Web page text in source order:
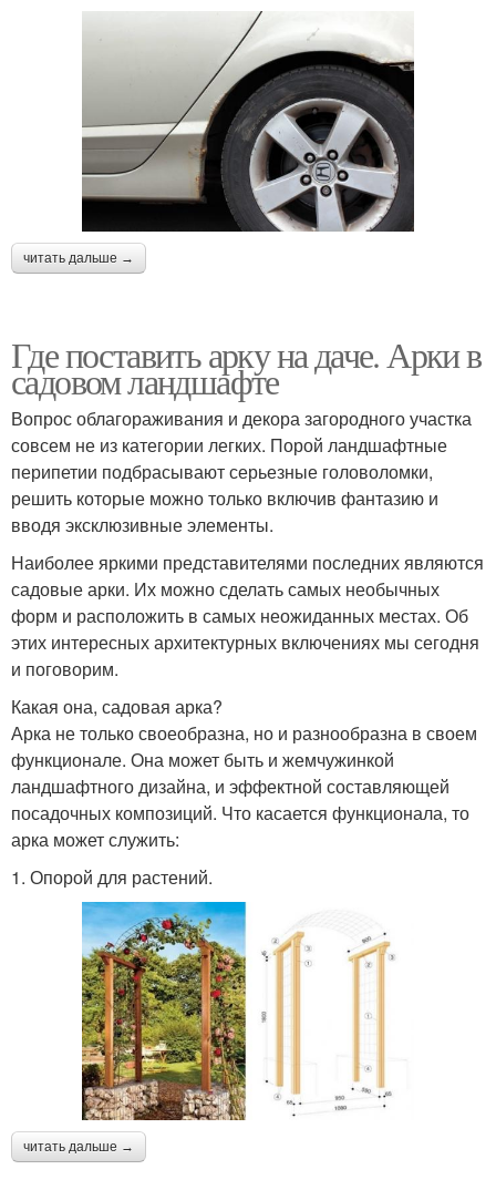
читать дальше →
Где поставить арку на даче. Арки в
садовом ландшафте
Вопрос облагораживания и декора загородного участка
совсем не из категории легких. Порой ландшафтные
перипетии подбрасывают серьезные головоломки,
решить которые можно только включив фантазию и
вводя эксклюзивные элементы.
Наиболее яркими представителями последних являются
садовые арки. Их можно сделать самых необычных
форм и расположить в самых неожиданных местах. Об
этих интересных архитектурных включениях мы сегодня
и поговорим.
Какая она, садовая арка?
Арка не только своеобразна, но и разнообразна в своем
функционале. Она может быть и жемчужинкой
ландшафтного дизайна, и эффектной составляющей
посадочных композиций. Что касается функционала, то
арка может служить:
1. Опорой для растений.
читать дальше →